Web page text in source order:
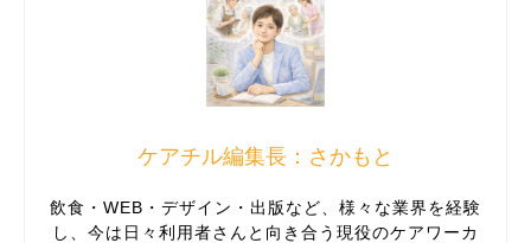
ケアチル編集長：さかもと
飲食・WEB・デザイン・出版など、様々な業界を経験
し、今は日々利用者さんと向き合う現役のケアワーカ